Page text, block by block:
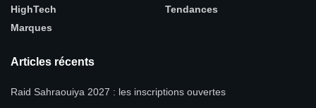
HighTech
Marques
Tendances
Articles récents
Raid Sahraouiya 2027 : les inscriptions ouvertes